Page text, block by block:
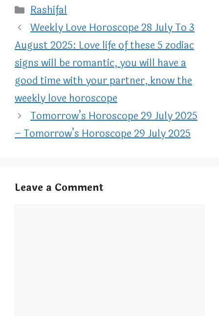
Categories
Rashifal
Weekly Love Horoscope 28 July To 3
August 2025: Love life of these 5 zodiac
signs will be romantic, you will have a
good time with your partner, know the
weekly love horoscope
Tomorrow’s Horoscope 29 July 2025
– Tomorrow’s Horoscope 29 July 2025
Leave a Comment